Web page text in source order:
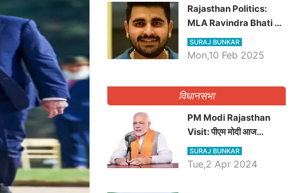
Rajasthan Politics:
MLA Ravindra Bhati ने
प्रदेश की शिक्षा व्यवस्था पर
उठाए सवाल, Madan
SURAJ BUNKAR
Mon,10 Feb 2025
विधानसभा
PM Modi Rajasthan
Visit: पीएम मोदी आज
राजस्थान में कोटपूतली में करेंगे
विशाल रैली, एक सभा से 8 सीटों
SURAJ BUNKAR
Tue,2 Apr 2024